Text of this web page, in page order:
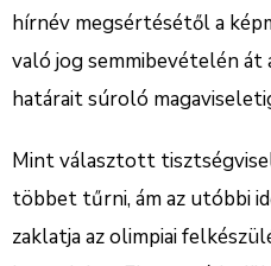
hírnév megsértésétől a
való jog semmibevételén át
határait súroló
Mint választott
többet tűrni, ám az utóbbi
zaklatja az olimpiai